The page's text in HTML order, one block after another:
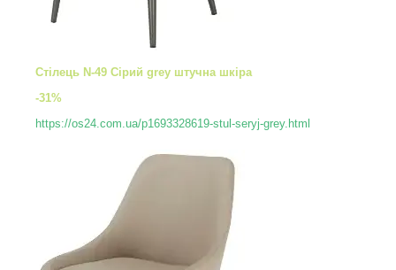
Стілець N-49 Сірий grey штучна шкіра
-31%
https://os24.com.ua/p1693328619-stul-seryj-grey.html